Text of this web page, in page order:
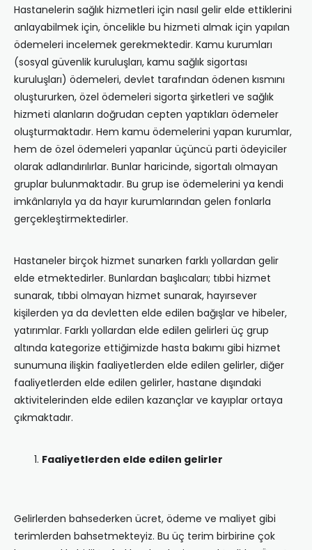
Hastanelerin sağlık hizmetleri için nasıl gelir elde ettiklerini
anlayabilmek için, öncelikle bu hizmeti almak için yapılan
ödemeleri incelemek gerekmektedir. Kamu kurumları
(sosyal güvenlik kuruluşları, kamu sağlık sigortası
kuruluşları) ödemeleri, devlet tarafından ödenen kısmını
oluştururken, özel ödemeleri sigorta şirketleri ve sağlık
hizmeti alanların doğrudan cepten yaptıkları ödemeler
oluşturmaktadır. Hem kamu ödemelerini yapan kurumlar,
hem de özel ödemeleri yapanlar üçüncü parti ödeyiciler
olarak adlandırılırlar. Bunlar haricinde, sigortalı olmayan
gruplar bulunmaktadır. Bu grup ise ödemelerini ya kendi
imkânlarıyla ya da hayır kurumlarından gelen fonlarla
gerçekleştirmektedirler.
Hastaneler birçok hizmet sunarken farklı yollardan gelir
elde etmektedirler. Bunlardan başlıcaları; tıbbi hizmet
sunarak, tıbbi olmayan hizmet sunarak, hayırsever
kişilerden ya da devletten elde edilen bağışlar ve hibeler,
yatırımlar. Farklı yollardan elde edilen gelirleri üç grup
altında kategorize ettiğimizde hasta bakımı gibi hizmet
sunumuna ilişkin faaliyetlerden elde edilen gelirler, diğer
faaliyetlerden elde edilen gelirler, hastane dışındaki
aktivitelerinden elde edilen kazançlar ve kayıplar ortaya
çıkmaktadır.
Faaliyetlerden elde edilen gelirler
Gelirlerden bahsederken ücret, ödeme ve maliyet gibi
terimlerden bahsetmekteyiz. Bu üç terim birbirine çok